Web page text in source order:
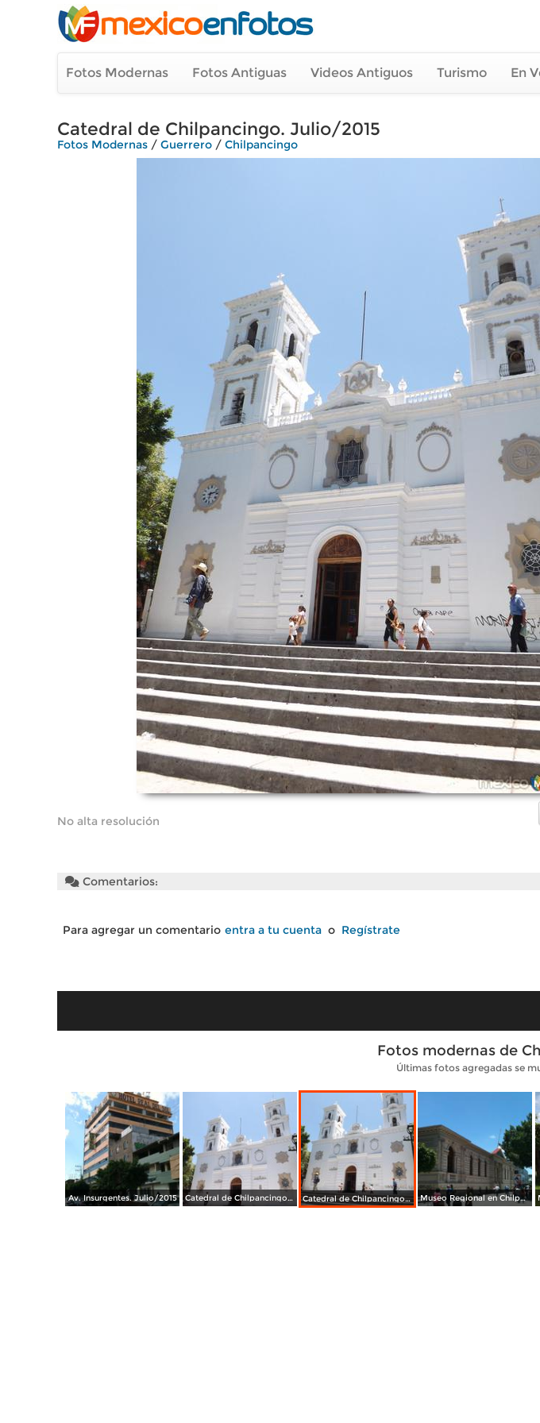
Fotos Modernas Fotos Antiguas Videos Antiguos Turismo En
Catedral de Chilpancingo. Julio/2015
Fotos Modernas / Guerrero / Chilpancingo
No alta resolución
Comentarios:
Para agregar un comentario entra a tu cuenta o Regístrate
Fotos modernas de
Últimas fotos agregadas se
Av. Insurgentes. Julio/2015 Catedral de Chilpancingo. Julio/2015 Catedral de Chilpancingo. Julio/2015 Museo Regional en Chilpancingo. Julio/2015